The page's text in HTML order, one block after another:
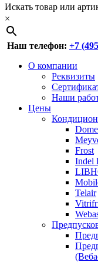
Header
Right
Menu
Перейти
к
содержимому
Искать товар или
×
Наш телефон: +7
Основное
Перейти
содержимому
О компании
Реквизиты
Наши
Цены
Frost
Indel
Telair